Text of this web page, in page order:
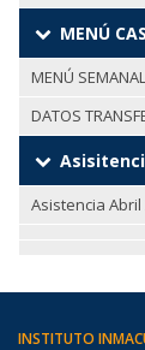
MENÚ
MENÚ SEMANAL
DATOS
Asistencia Abril
INSTITUTO